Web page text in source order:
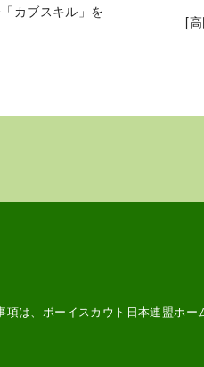
カブスキル」を
[
は、ボーイスカウト日本連盟ホー